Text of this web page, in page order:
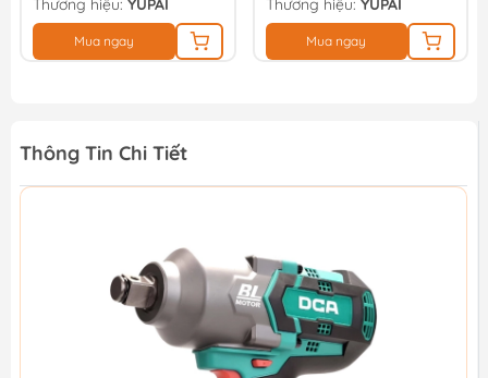
Thương hiệu: YUPAI
Mua ngay
Thương hiệu: YUPAI
Mua ngay
Thông Tin Chi Tiết